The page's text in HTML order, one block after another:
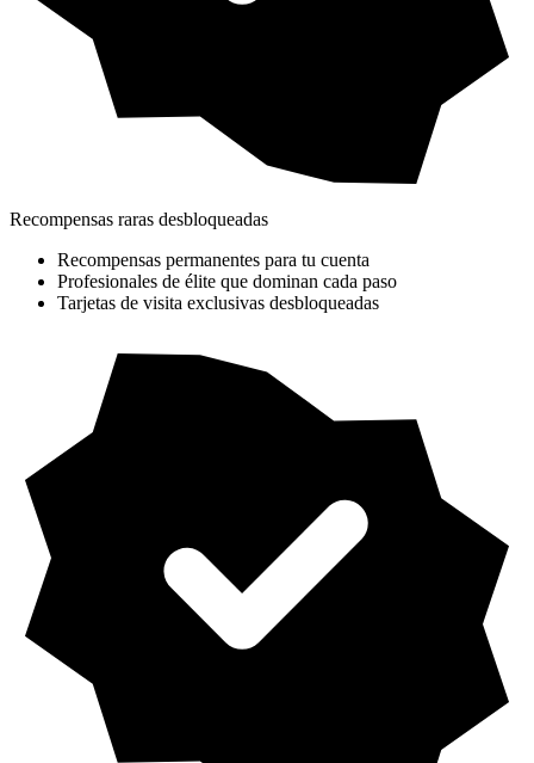
Recompensas raras desbloqueadas
Recompensas permanentes para tu cuenta
Profesionales de élite que dominan cada paso
Tarjetas de visita exclusivas desbloqueadas